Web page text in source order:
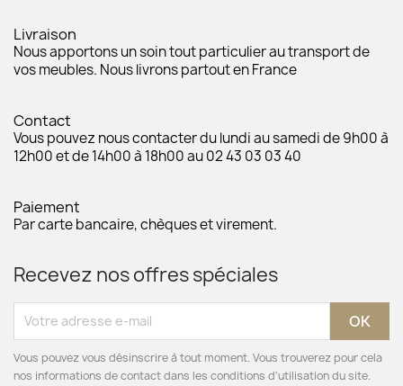
Livraison
Nous apportons un soin tout particulier au transport de
vos meubles. Nous livrons partout en France
Contact
Vous pouvez nous contacter du lundi au samedi de 9h00 à
12h00 et de 14h00 à 18h00 au 02 43 03 03 40
Paiement
Par carte bancaire, chèques et virement.
Recevez nos offres spéciales
Vous pouvez vous désinscrire à tout moment. Vous trouverez pour cela
nos informations de contact dans les conditions d'utilisation du site.